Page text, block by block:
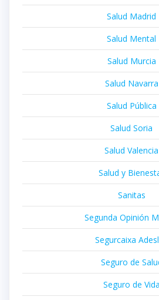
Salud Madrid
Salud Mental
Salud Murcia
Salud Navarra
Salud Pública
Salud Soria
Salud Valencia
Salud y
Sanitas
Segunda Opinión
Segurcaixa
Seguro de
Seguro de Vida